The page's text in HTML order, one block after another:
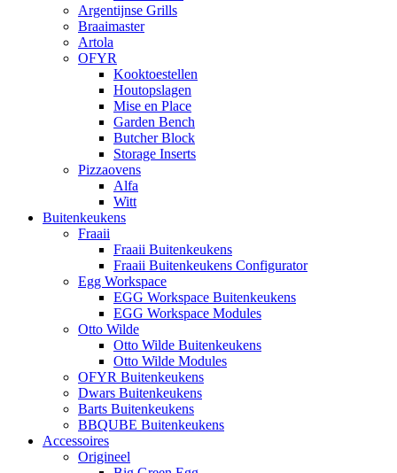
Argentijnse Grills
Braaimaster
Artola
OFYR
Kooktoestellen
Houtopslagen
Mise en Place
Garden Bench
Butcher Block
Storage Inserts
Pizzaovens
Alfa
Witt
Buitenkeukens
Fraaii
Fraaii Buitenkeukens
Fraaii Buitenkeukens Configurator
Egg Workspace
EGG Workspace Buitenkeukens
EGG Workspace Modules
Otto Wilde
Otto Wilde Buitenkeukens
Otto Wilde Modules
OFYR Buitenkeukens
Dwars Buitenkeukens
Barts Buitenkeukens
BBQUBE Buitenkeukens
Accessoires
Origineel